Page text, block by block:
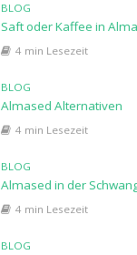
BLOG
Saft oder Kaffee in
4 min Lesezeit
BLOG
Almased Alternativen
4 min Lesezeit
BLOG
Almased in der
4 min Lesezeit
BLOG